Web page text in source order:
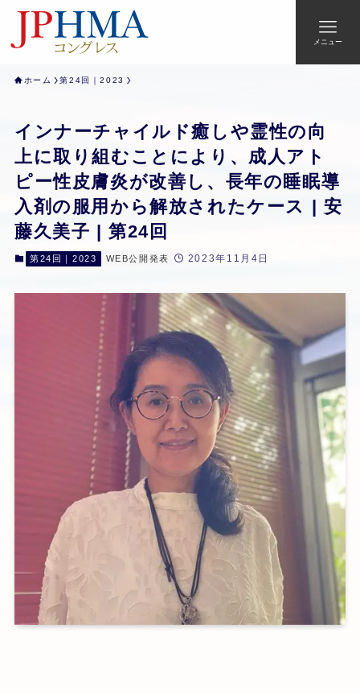
メニュー
ホーム 第24回｜2023
インナーチャイルド癒しや霊性の向
上に取り組むことにより、成人アト
ピー性皮膚炎が改善し、長年の睡眠導
入剤の服用から解放されたケース | 安
藤久美子 | 第24回
第24回｜2023 WEB公開発表 2023年11月4日